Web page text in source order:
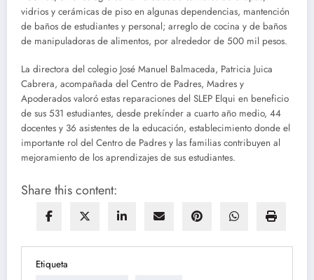
vidrios y cerámicas de piso en algunas dependencias, mantención
de baños de estudiantes y personal; arreglo de cocina y de baños
de manipuladoras de alimentos, por alrededor de 500 mil pesos.
La directora del colegio José Manuel Balmaceda, Patricia Juica
Cabrera, acompañada del Centro de Padres, Madres y
Apoderados valoró estas reparaciones del SLEP Elqui en beneficio
de sus 531 estudiantes, desde prekínder a cuarto año medio, 44
docentes y 36 asistentes de la educación, establecimiento donde el
importante rol del Centro de Padres y las familias contribuyen al
mejoramiento de los aprendizajes de sus estudiantes.
Share this content:
Etiqueta